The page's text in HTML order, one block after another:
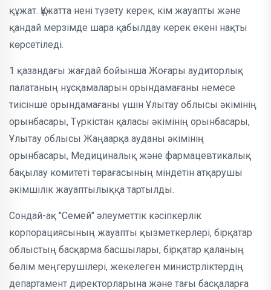
құжат. Құжатта нені түзету керек, кім жауапты және
қандай мерзімде шара қабылдау керек екені нақты
көрсетіледі.
1 қазандағы жағдай бойынша Жоғары аудиторлық
палатаның нұсқамаларын орындамағаны немесе
тиісінше орындамағаны үшін Ұлытау облысы әкімінің
орынбасары, Түркістан қаласы әкімінің орынбасары,
Ұлытау облысы Жаңаарқа ауданы әкімінің
орынбасары, Медициналық және фармацевтикалық
бақылау комитеті төрағасының міндетін атқарушы
әкімшілік жауаптылыққа тартылды.
Сондай-ақ "Семей" әлеуметтік кәсіпкерлік
корпорациясының жауапты қызметкерлері, бірқатар
облыстың басқарма басшылары, бірқатар қаланың
бөлім меңгерушілері, жекелеген министрліктердің
департамент директорларына және тағы басқаларға